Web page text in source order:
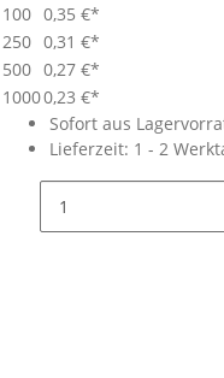
100 0,35 €*
250 0,31 €*
500 0,27 €*
10000,23 €*
Sofort aus
Lieferzeit: 1 - 2